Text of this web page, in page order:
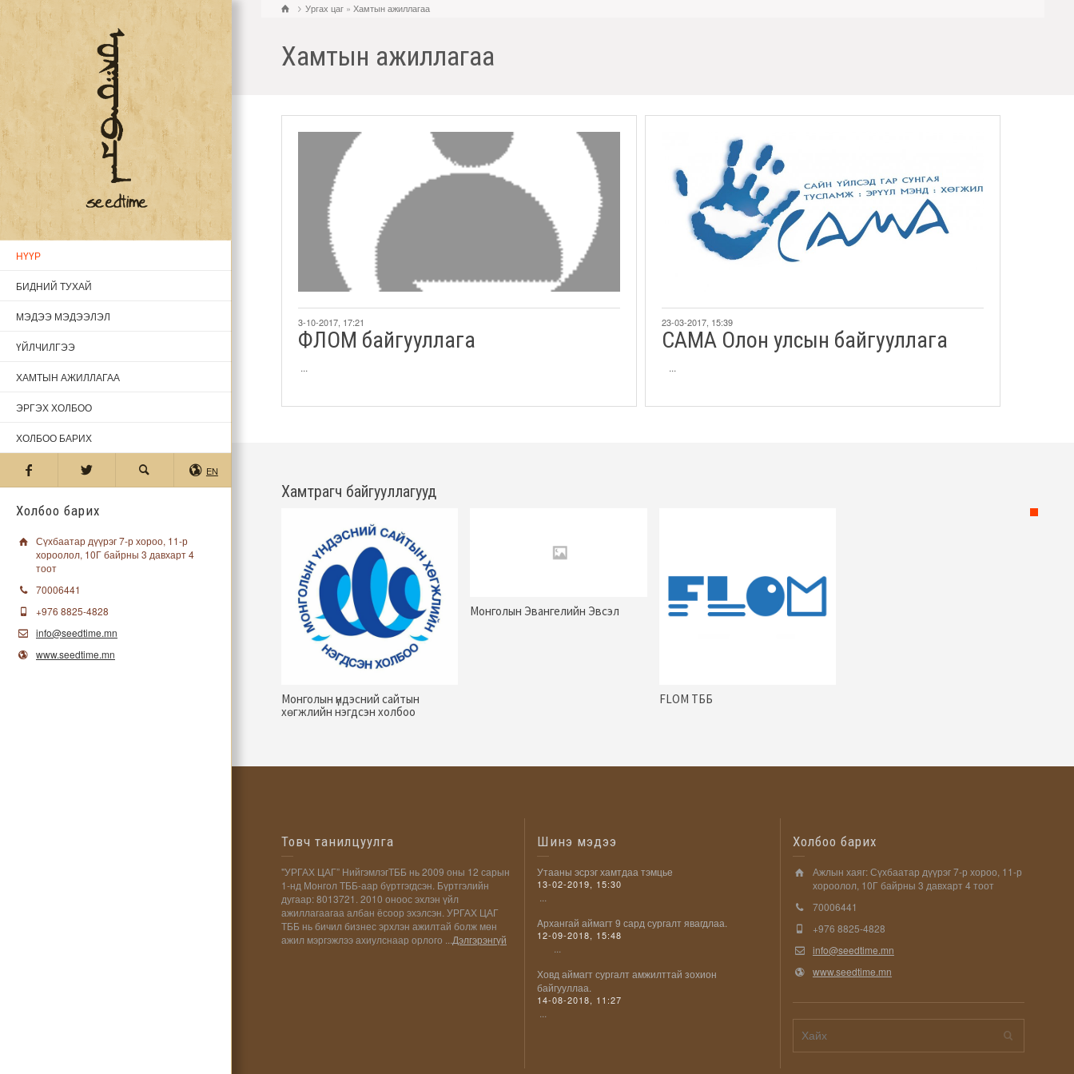
НҮҮР
БИДНИЙ ТУХАЙ
МЭДЭЭ МЭДЭЭЛЭЛ
ҮЙЛЧИЛГЭЭ
ХАМТЫН АЖИЛЛАГАА
ЭРГЭХ ХОЛБОО
ХОЛБОО БАРИХ
EN
Холбоо барих
Сүхбаатар дүүрэг 7-р хороо, 11-р
хороолол, 10Г байрны 3 давхарт 4
тоот
70006441
+976 8825-4828
info@seedtime.mn
www.seedtime.mn
Ургах цаг »Хамтын ажиллагаа
Хамтын ажиллагаа
3-10-2017, 17:21
ФЛОМ байгууллага
...
23-03-2017, 15:39
CAMA Олон улсын байгууллага
...
Хамтрагч байгууллагууд
Монголын үндэсний сайтын
хөгжлийн нэгдсэн холбоо
Монголын Эвангелийн Эвсэл
FLOM ТББ
Товч танилцуулга
"УРГАХ ЦАГ” НийгэмлэгТББ нь 2009 оны 12 сарын
1-нд Монгол ТББ-аар бүртгэгдсэн. Бүртгэлийн
дугаар: 8013721. 2010 оноос эхлэн үйл
ажиллагаагаа албан ёсоор эхэлсэн. УРГАХ ЦАГ
ТББ нь бичил бизнес эрхлэн ажилтай болж мөн
ажил мэргэжлээ ахиулснаар орлого ...Дэлгэрэнгүй
Шинэ мэдээ
Утааны эсрэг хамтдаа тэмцье
13-02-2019, 15:30
...
Aрхангай аймагт 9 сард сургалт явагдлаа.
12-09-2018, 15:48
...
Ховд аймагт сургалт амжилттай зохион
байгууллаа.
14-08-2018, 11:27
...
Холбоо барих
Ажлын хаяг: Сүхбаатар дүүрэг 7-р хороо, 11-р
хороолол, 10Г байрны 3 давхарт 4 тоот
70006441
+976 8825-4828
info@seedtime.mn
www.seedtime.mn